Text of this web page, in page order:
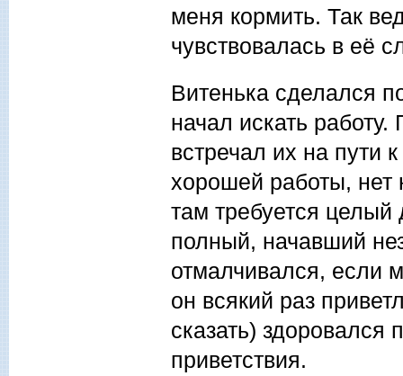
меня кормить. Так
чувствовалась в её
Витенька сделался
начал искать работу.
встречал их на пути
хорошей работы, нет
там требуется
полный, начавший
отмалчивался, если
он всякий раз
сказать) здоровался
приветствия.